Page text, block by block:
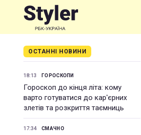
ОСТАННІ НОВИНИ
18:13 ГОРОСКОПИ
Гороскоп до кінця літа: кому
варто готуватися до кар'єрних
злетів та розкриття таємниць
17:34 СМАЧНО